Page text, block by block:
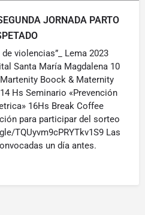
JORNADA PARTO
de violencias”_ Lema 2023
Santa María Magdalena 10
Boock & Maternity
Hs Seminario «Prevención
16Hs Break Coffee
para participar del sorteo
TQUyvm9cPRYTkv1S9 Las
un día antes.